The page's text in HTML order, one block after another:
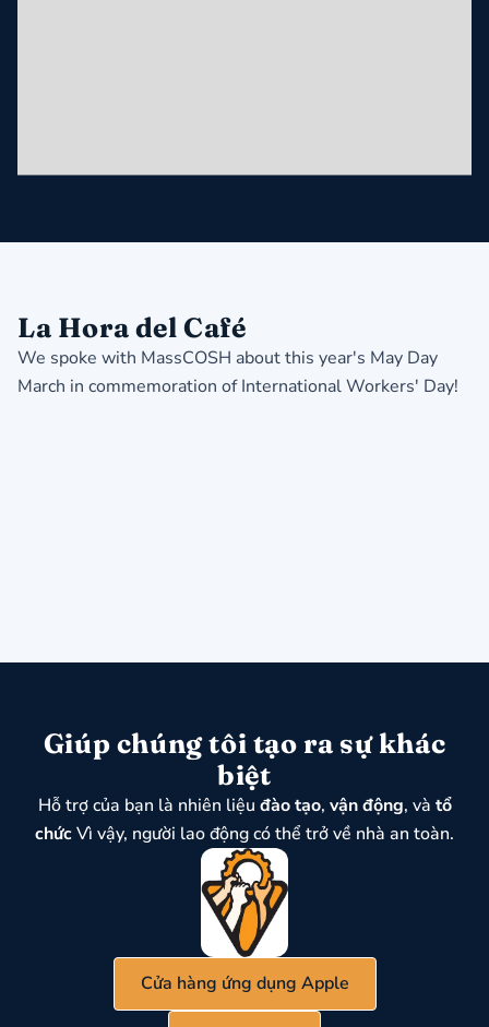
La Hora del Café
We spoke with MassCOSH about this year's May Day
March in commemoration of International Workers' Day!
Giúp chúng tôi tạo ra sự khác
biệt
Hỗ trợ của bạn là nhiên liệu đào tạo, vận động, và tổ
chứcVì vậy, người lao động có thể trở về nhà an toàn.
Cửa hàng ứng dụng Apple